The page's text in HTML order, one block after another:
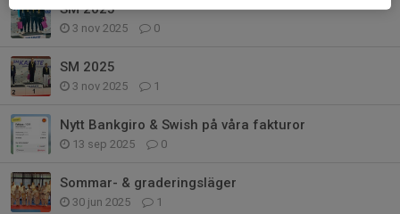
SM 2025
3 nov 2025 0
SM 2025
3 nov 2025 1
Nytt Bankgiro & Swish på våra fakturor
13 sep 2025 0
Sommar- & graderingsläger
30 jun 2025 1